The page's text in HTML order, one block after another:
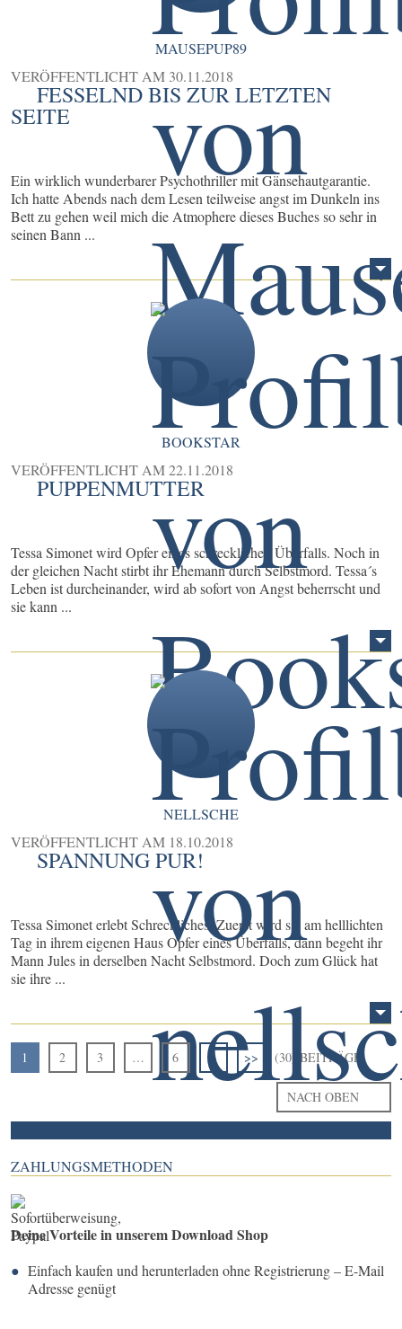
MAUSEPUP89
VERÖFFENTLICHT AM 30.11.2018
FESSELND BIS ZUR LETZTEN
SEITE
Ein wirklich wunderbarer Psychothriller mit Gänsehautgarantie.
Ich hatte Abends nach dem Lesen teilweise angst im Dunkeln ins
Bett zu gehen weil mich die Atmophere dieses Buches so sehr in
seinen Bann ...
BOOKSTAR
VERÖFFENTLICHT AM22.11.2018
PUPPENMUTTER
Tessa Simonet wird Opfer eines schrecklichen Überfalls. Noch in
der gleichen Nacht stirbt ihr Ehemann durch Selbstmord. Tessa´s
Leben ist durcheinander, wird ab sofort von Angst beherrscht und
sie kann ...
NELLSCHE
VERÖFFENTLICHT AM 18.10.2018
SPANNUNG PUR!
Tessa Simonet erlebt Schreckliches. Zuerst wird sie am helllichten
Tag in ihrem eigenen Haus Opfer eines Überfalls, dann begeht ihr
Mann Jules in derselben Nacht Selbstmord. Doch zum Glück hat
sie ihre ...
1 2 3 … 6 > >> (30) BEITRÄGE
NACH OBEN
ZAHLUNGSMETHODEN
Deine Vorteile in unserem Download Shop
Einfach kaufen und herunterladen ohne Registrierung – E-Mail
Adresse genügt